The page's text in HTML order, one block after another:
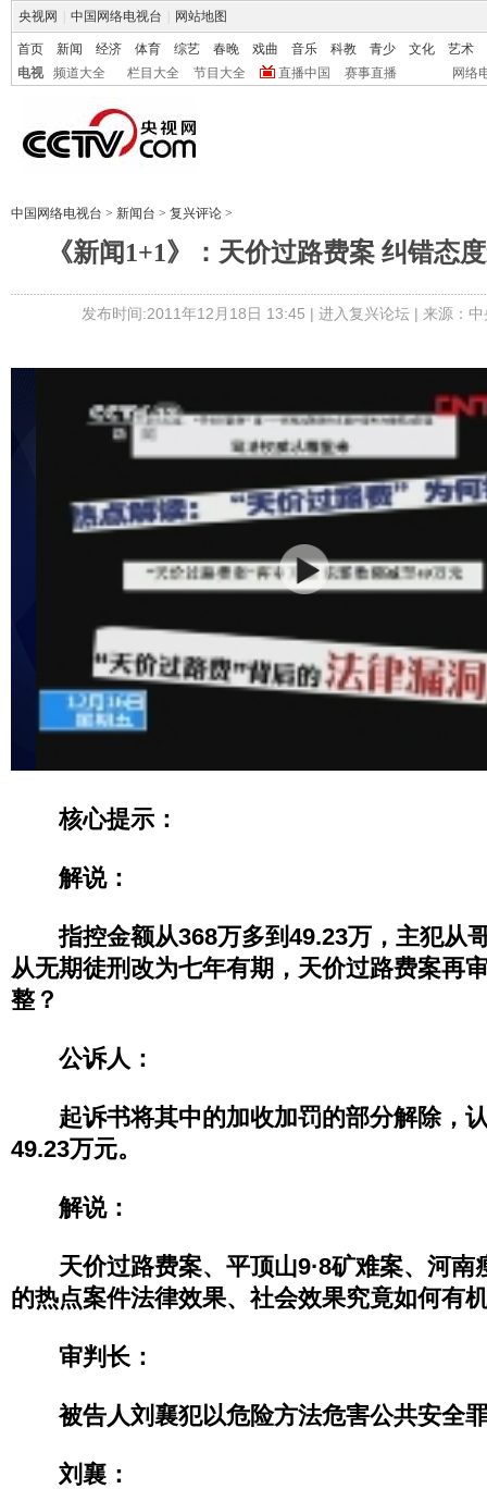
央视网 中国网络电视台 网站地图
首页 新闻 经济 体育 综艺 春晚 戏曲 音乐 科教 青少 文化
艺术
电视
频道大全 栏目大全 节目大全 直播中国 赛事直播 网络
中国网络电视台 > 新闻台 > 复兴评论 >
《新闻1+1》：天价过路费案 纠错态
发布时间:2011年12月18日 13:45 | 进入复兴论坛| 来源：
核心提示：
解说：
指控金额从368万多到49.23万，主犯从
从无期徒刑改为七年有期，天价过路费案再
整？
公诉人：
起诉书将其中的加收加罚的部分解除，
49.23万元。
解说：
天价过路费案、平顶山9·8矿难案、河南
的热点案件法律效果、社会效果究竟如何有
审判长：
被告人刘襄犯以危险方法危害公共安全
刘襄：